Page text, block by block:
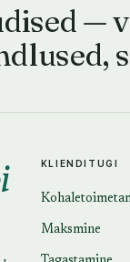
—
KLIENDITUGI
Maksmine